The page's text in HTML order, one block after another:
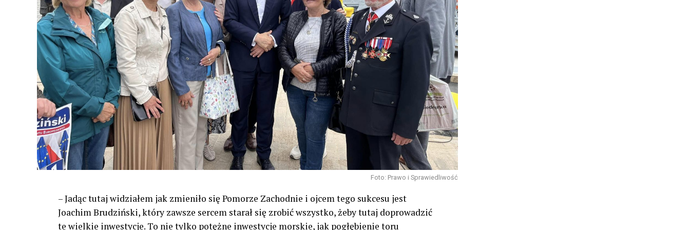
Foto: Prawo i Sprawiedliwość
– Jadąc tutaj widziałem jak zmieniło się Pomorze Zachodnie i ojcem tego sukcesu jest
Joachim Brudziński, który zawsze sercem starał się zrobić wszystko, żeby tutaj doprowadzić
te wielkie inwestycje. To nie tylko potężne inwestycje morskie, jak pogłębienie toru